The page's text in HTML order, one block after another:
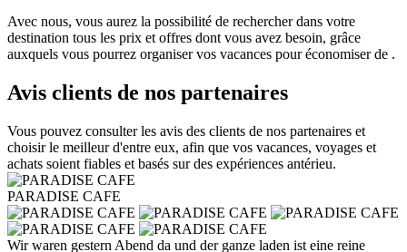
Avec nous, vous aurez la possibilité de rechercher dans votre
destination tous les prix et offres dont vous avez besoin, grâce
auxquels vous pourrez organiser vos vacances pour économiser de .
Avis clients de nos partenaires
Vous pouvez consulter les avis des clients de nos partenaires et
choisir le meilleur d'entre eux, afin que vos vacances, voyages et
achats soient fiables et basés sur des expériences antérieu.
PARADISE CAFE
Wir waren gestern Abend da und der ganze laden ist eine reine